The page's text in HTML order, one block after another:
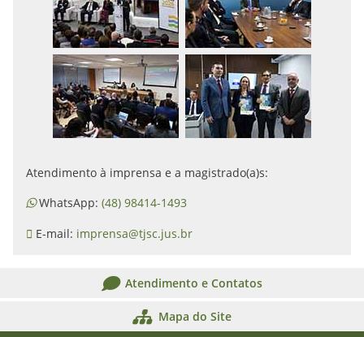
Atendimento à imprensa e a magistrado(a)s:
WhatsApp: (48) 98414-1493
E-mail: imprensa@tjsc.jus.br
Atendimento e Contatos
Mapa do Site